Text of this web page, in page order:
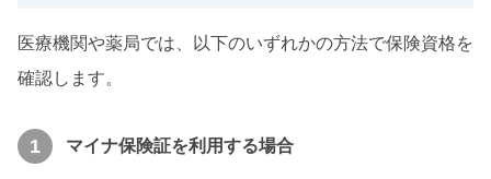
医療機関や薬局では、以下のいずれかの方法で保険資格を
確認します。
1 マイナ保険証を利用する場合